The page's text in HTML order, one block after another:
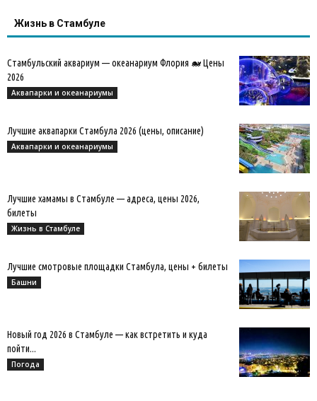
Жизнь в Стамбуле
Стамбульский аквариум — океанариум Флория 🐋 Цены
2026
Аквапарки и океанариумы
Лучшие аквапарки Стамбула 2026 (цены, описание)
Аквапарки и океанариумы
Лучшие хамамы в Стамбуле — адреса, цены 2026,
билеты
Жизнь в Стамбуле
Лучшие смотровые площадки Стамбула, цены + билеты
Башни
Новый год 2026 в Стамбуле — как встретить и куда
пойти...
Погода